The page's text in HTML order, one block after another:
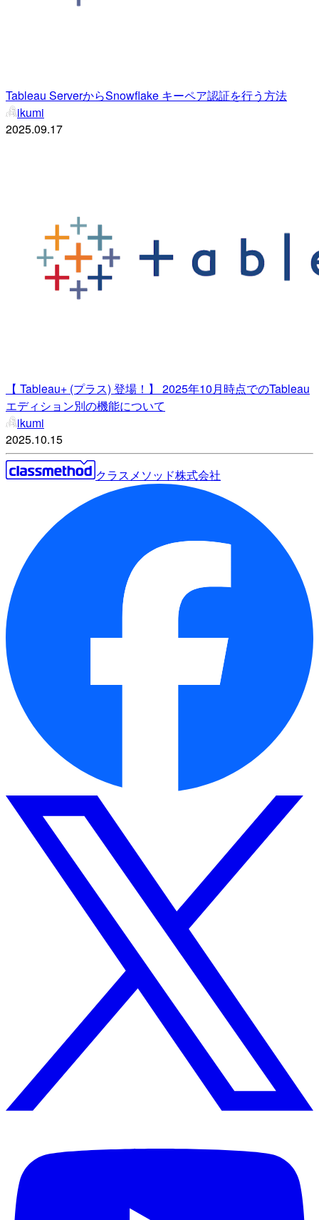
Tableau ServerからSnowflake キーペア認証を行う方法
ikumi
2025.09.17
【 Tableau+ (プラス) 登場！】 2025年10月時点でのTableau
エディション別の機能について
ikumi
2025.10.15
クラスメソッド株式会社